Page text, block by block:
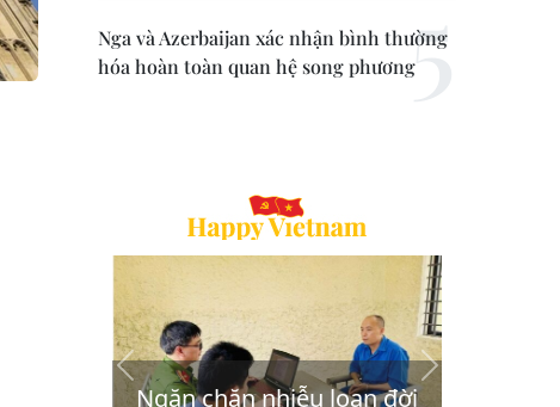
Nga và Azerbaijan xác nhận bình thường
hóa hoàn toàn quan hệ song phương